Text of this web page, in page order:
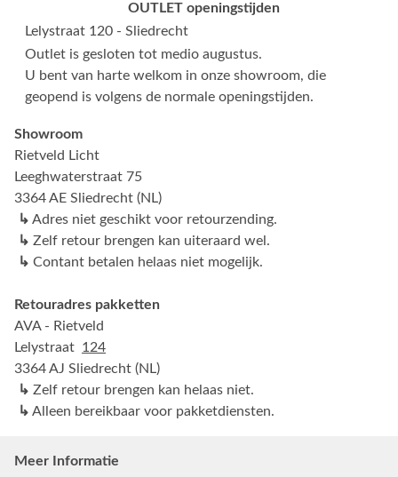
OUTLET openingstijden
Lelystraat 120 - Sliedrecht
Outlet is gesloten tot medio augustus.
U bent van harte welkom in onze showroom, die
geopend is volgens de normale openingstijden.
Showroom
Rietveld Licht
Leeghwaterstraat 75
3364 AE Sliedrecht (NL)
↳ Adres niet geschikt voor retourzending.
↳ Zelf retour brengen kan uiteraard wel.
↳ Contant betalen helaas niet mogelijk.
Retouradres pakketten
AVA - Rietveld
Lelystraat 124
3364 AJ Sliedrecht (NL)
↳ Zelf retour brengen kan helaas niet.
↳ Alleen bereikbaar voor pakketdiensten.
Meer Informatie